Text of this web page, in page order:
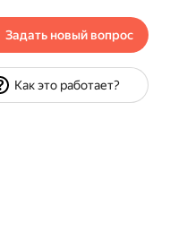
Задать новый вопрос
Как это работает?